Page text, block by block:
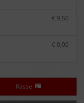
€ 9,50
€ 0,00
Kasse